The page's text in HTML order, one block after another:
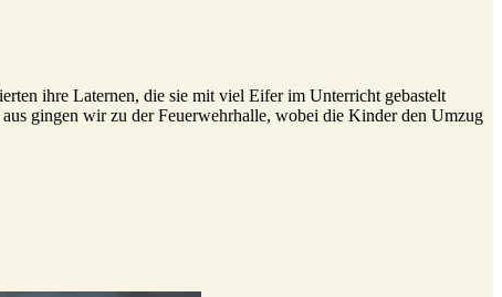
ihre Laternen, die sie mit viel Eifer im Unterricht gebastelt
gingen wir zu der Feuerwehrhalle, wobei die Kinder den Umzug